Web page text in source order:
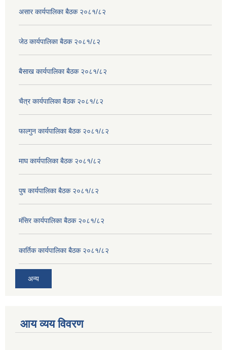
असार कार्यपालिका बैठक २०८१/८२
जेठ कार्यपालिका बैठक २०८१/८२
बैसाख कार्यपालिका बैठक २०८१/८२
चैत्र कार्यपालिका बैठक २०८१/८२
फाल्गुन कार्यपालिका बैठक २०८१/८२
माघ कार्यपालिका बैठक २०८१/८२
पुष कार्यपालिका बैठक २०८१/८२
मंसिर कार्यपालिका बैठक २०८१/८२
कार्तिक कार्यपालिका बैठक २०८१/८२
अन्य
आय व्यय विवरण